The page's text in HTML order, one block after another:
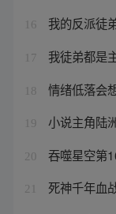
16 我的反派徒
17 我徒弟都是
18 情绪低落会
19 小说主角陆
20 吞噬星空第
21 死神千年血